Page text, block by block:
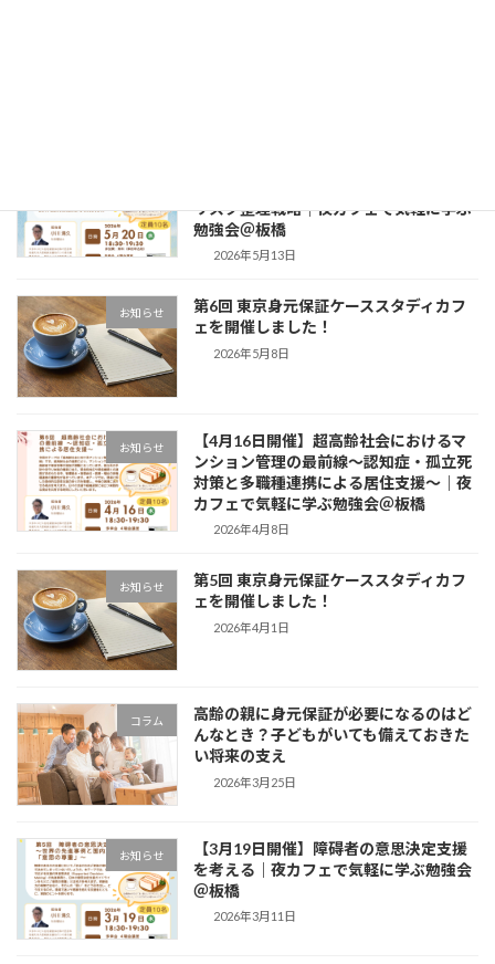
リスク整理戦略｜夜カフェで気軽に学ぶ
勉強会＠板橋
2026年5月13日
お知らせ
第6回 東京身元保証ケーススタディカフ
ェを開催しました！
2026年5月8日
お知らせ
【4月16日開催】超高齢社会におけるマ
ンション管理の最前線〜認知症・孤立死
対策と多職種連携による居住支援〜｜夜
カフェで気軽に学ぶ勉強会＠板橋
2026年4月8日
お知らせ
第5回 東京身元保証ケーススタディカフ
ェを開催しました！
2026年4月1日
コラム
高齢の親に身元保証が必要になるのはど
んなとき？子どもがいても備えておきた
い将来の支え
2026年3月25日
お知らせ
【3月19日開催】障碍者の意思決定支援
を考える｜夜カフェで気軽に学ぶ勉強会
＠板橋
2026年3月11日